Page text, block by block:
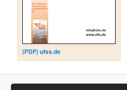
(PDF) ufss.de